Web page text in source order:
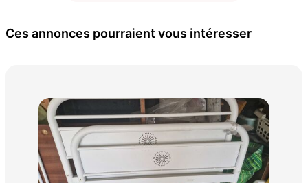
Ces annonces pourraient vous intéresser